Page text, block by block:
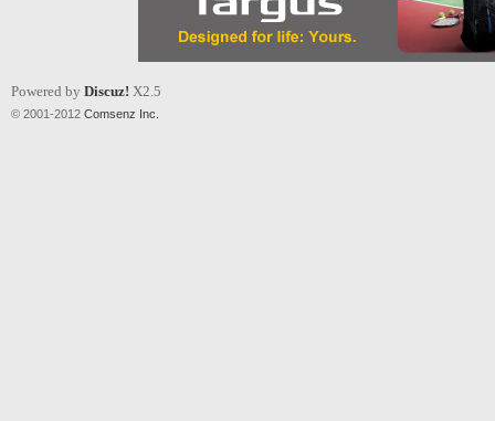
Powered by Discuz! X2.5
© 2001-2012 Comsenz Inc.